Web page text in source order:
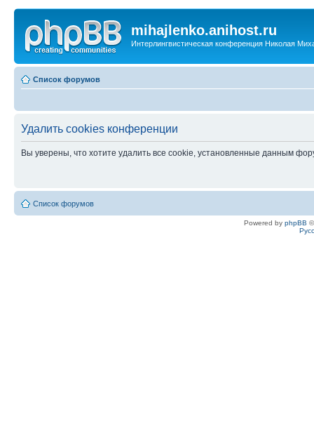
mihajlenko.anihost.ru
Интерлингвистическая конференция Николая
Список форумов
Удалить cookies конференции
Вы уверены, что хотите удалить все cookie, установленные данным
Список форумов
Powered by phpBB